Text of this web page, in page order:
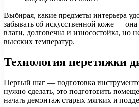
Выбирая, какие предметы интерьера
забывать об искусственной коже — она
влаги, долговечна и износостойка, но
высоких температур.
Технология перетяжки
Первый шаг — подготовка
нужно сделать, это подготовить
начать демонтаж старых мягких и